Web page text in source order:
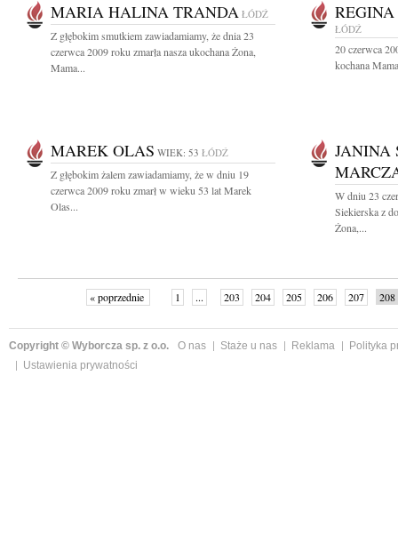
MARIA HALINA TRANDA ŁÓDŹ
Z głębokim smutkiem zawiadamiamy, że dnia 23
czerwca 2009 roku zmarła nasza ukochana Żona,
Mama...
ŁÓDŹ
20 czerwca
kochana
MAREK OLAS WIEK: 53 ŁÓDŹ
Z głębokim żalem zawiadamiamy, że w dniu 19
czerwca 2009 roku zmarł w wieku 53 lat Marek
Olas...
JANINA
W dniu 23
Siekierska z
Żona,...
« poprzednie 1 ... 203 204 205 206 207 208
Copyright © Wyborcza sp. z o.o. O nas Staże u nas Reklama
Polityka
Ustawienia prywatności